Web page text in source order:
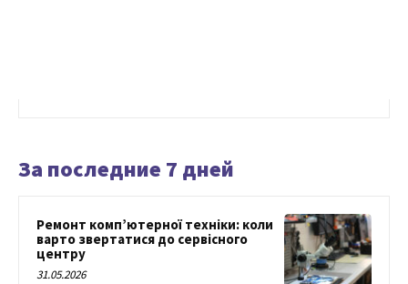
За последние 7 дней
Ремонт комп’ютерної техніки: коли
варто звертатися до сервісного
центру
31.05.2026